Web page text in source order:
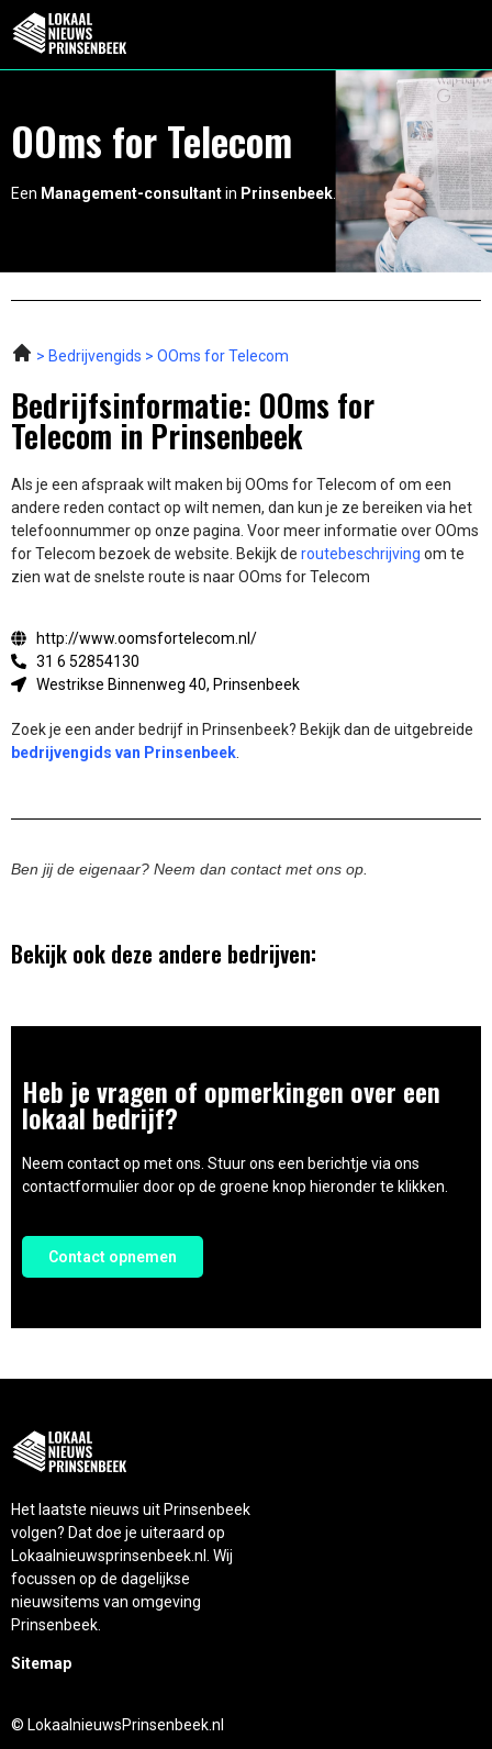
OOms for Telecom
Een Management-consultantin Prinsenbeek
Bedrijvengids OOms for Telecom
Bedrijfsinformatie: OOms for
Telecom in Prinsenbeek
Als je een afspraak wilt maken bij OOms for Telecom of om een
andere reden contact op wilt nemen, dan kun je ze bereiken via het
telefoonnummer op onze pagina. Voor meer informatie over OOms
for Telecom bezoek de website. Bekijk de routebeschrijving om te
zien wat de snelste route is naar OOms for Telecom
http://www.oomsfortelecom.nl/
31 6 52854130
Westrikse Binnenweg 40, Prinsenbeek
Zoek je een ander bedrijf in Prinsenbeek? Bekijk dan de uitgebreide
bedrijvengids van Prinsenbeek
Ben jij de eigenaar? Neem dan contact met ons op.
Bekijk ook deze andere bedrijven:
Heb je vragen of opmerkingen over een
lokaal bedrijf?
Neem contact op met ons. Stuur ons een berichtje via ons
contactformulier door op de groene knop hieronder te klikken.
Contact opnemen
Het laatste nieuws uit Prinsenbeek
volgen? Dat doe je uiteraard op
Lokaalnieuwsprinsenbeek.nl. Wij
focussen op de dagelijkse
nieuwsitems van omgeving
Prinsenbeek.
Sitemap
© LokaalnieuwsPrinsenbeek.nl